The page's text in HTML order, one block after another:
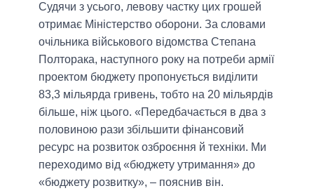
Судячи з усього, левову частку цих грошей
отримає Міністерство оборони. За словами
очільника військового відомства Степана
Полторака, наступного року на потреби армії
проектом бюджету пропонується виділити
83,3 мільярда гривень, тобто на 20 мільярдів
більше, ніж цього. «Передбачається в два з
половиною рази збільшити фінансовий
ресурс на розвиток озброєння й техніки. Ми
переходимо від «бюджету утримання» до
«бюджету розвитку», – пояснив він.